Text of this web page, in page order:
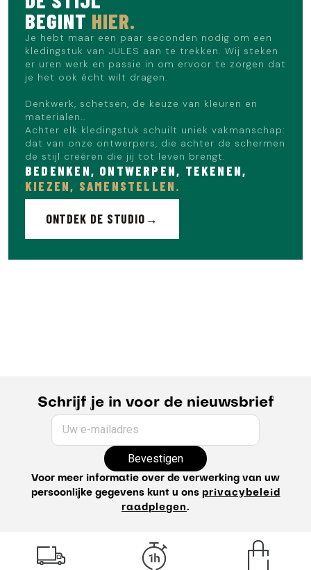
BEGINT HIER.
Je hebt maar een paar seconden nodig om een
kledingstuk van JULES aan te trekken. Wij steken
er uren werk en passie in om ervoor te zorgen dat
je het ook écht wilt dragen.
Denkwerk, schetsen, de keuze van kleuren en
materialen…
Achter elk kledingstuk schuilt uniek vakmanschap:
dat van onze ontwerpers, die achter de schermen
de stijl creëren die jij tot leven brengt.
BEDENKEN, ONTWERPEN, TEKENEN,
KIEZEN, SAMENSTELLEN.
ONTDEK DE STUDIO
Schrijf je in voor de nieuwsbrief
Uw e-mailadres
Bevestigen
Voor meer informatie over de verwerking van uw
persoonlijke gegevens kunt u ons privacybeleid
raadplegen.